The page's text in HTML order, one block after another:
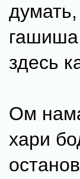
гашиша
здесь
Ом
хари